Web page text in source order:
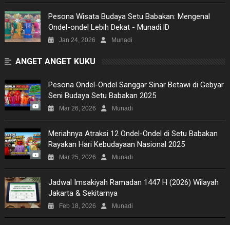
Pesona Wisata Budaya Setu Babakan: Mengenal
Ondel-ondel Lebih Dekat - Munadi.ID
Jan 24, 2026 Munadi
ANGET ANGET KUKU
Pesona Ondel-Ondel Sanggar Sinar Betawi di Gebyar
Seni Budaya Setu Babakan 2025
Mar 26, 2026 Munadi
Meriahnya Atraksi 12 Ondel-Ondel di Setu Babakan
Rayakan Hari Kebudayaan Nasional 2025
Mar 25, 2026 Munadi
Jadwal Imsakiyah Ramadan 1447 H (2026) Wilayah
Jakarta & Sekitarnya
Feb 18, 2026 Munadi